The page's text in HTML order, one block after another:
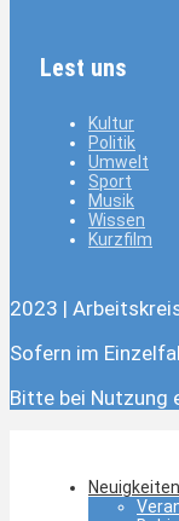
Lest uns
Kultur
Politik
Umwelt
Sport
Musik
Wissen
Kurzfilm
2023 |
Sofern im
Bitte bei Nutzung
Neuigkeiten